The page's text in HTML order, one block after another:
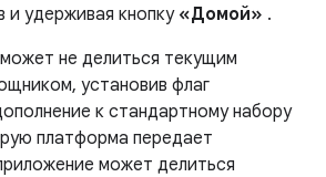
и удерживая кнопку «Домой» .
не делиться текущим
установив флаг
к стандартному набору
платформа передает
может делиться